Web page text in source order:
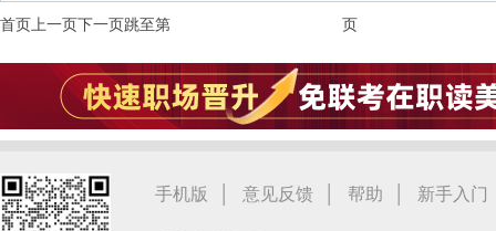
首页上一页下一页跳至第 页
手机版 | 意见反馈 | 帮助 | 新手入门